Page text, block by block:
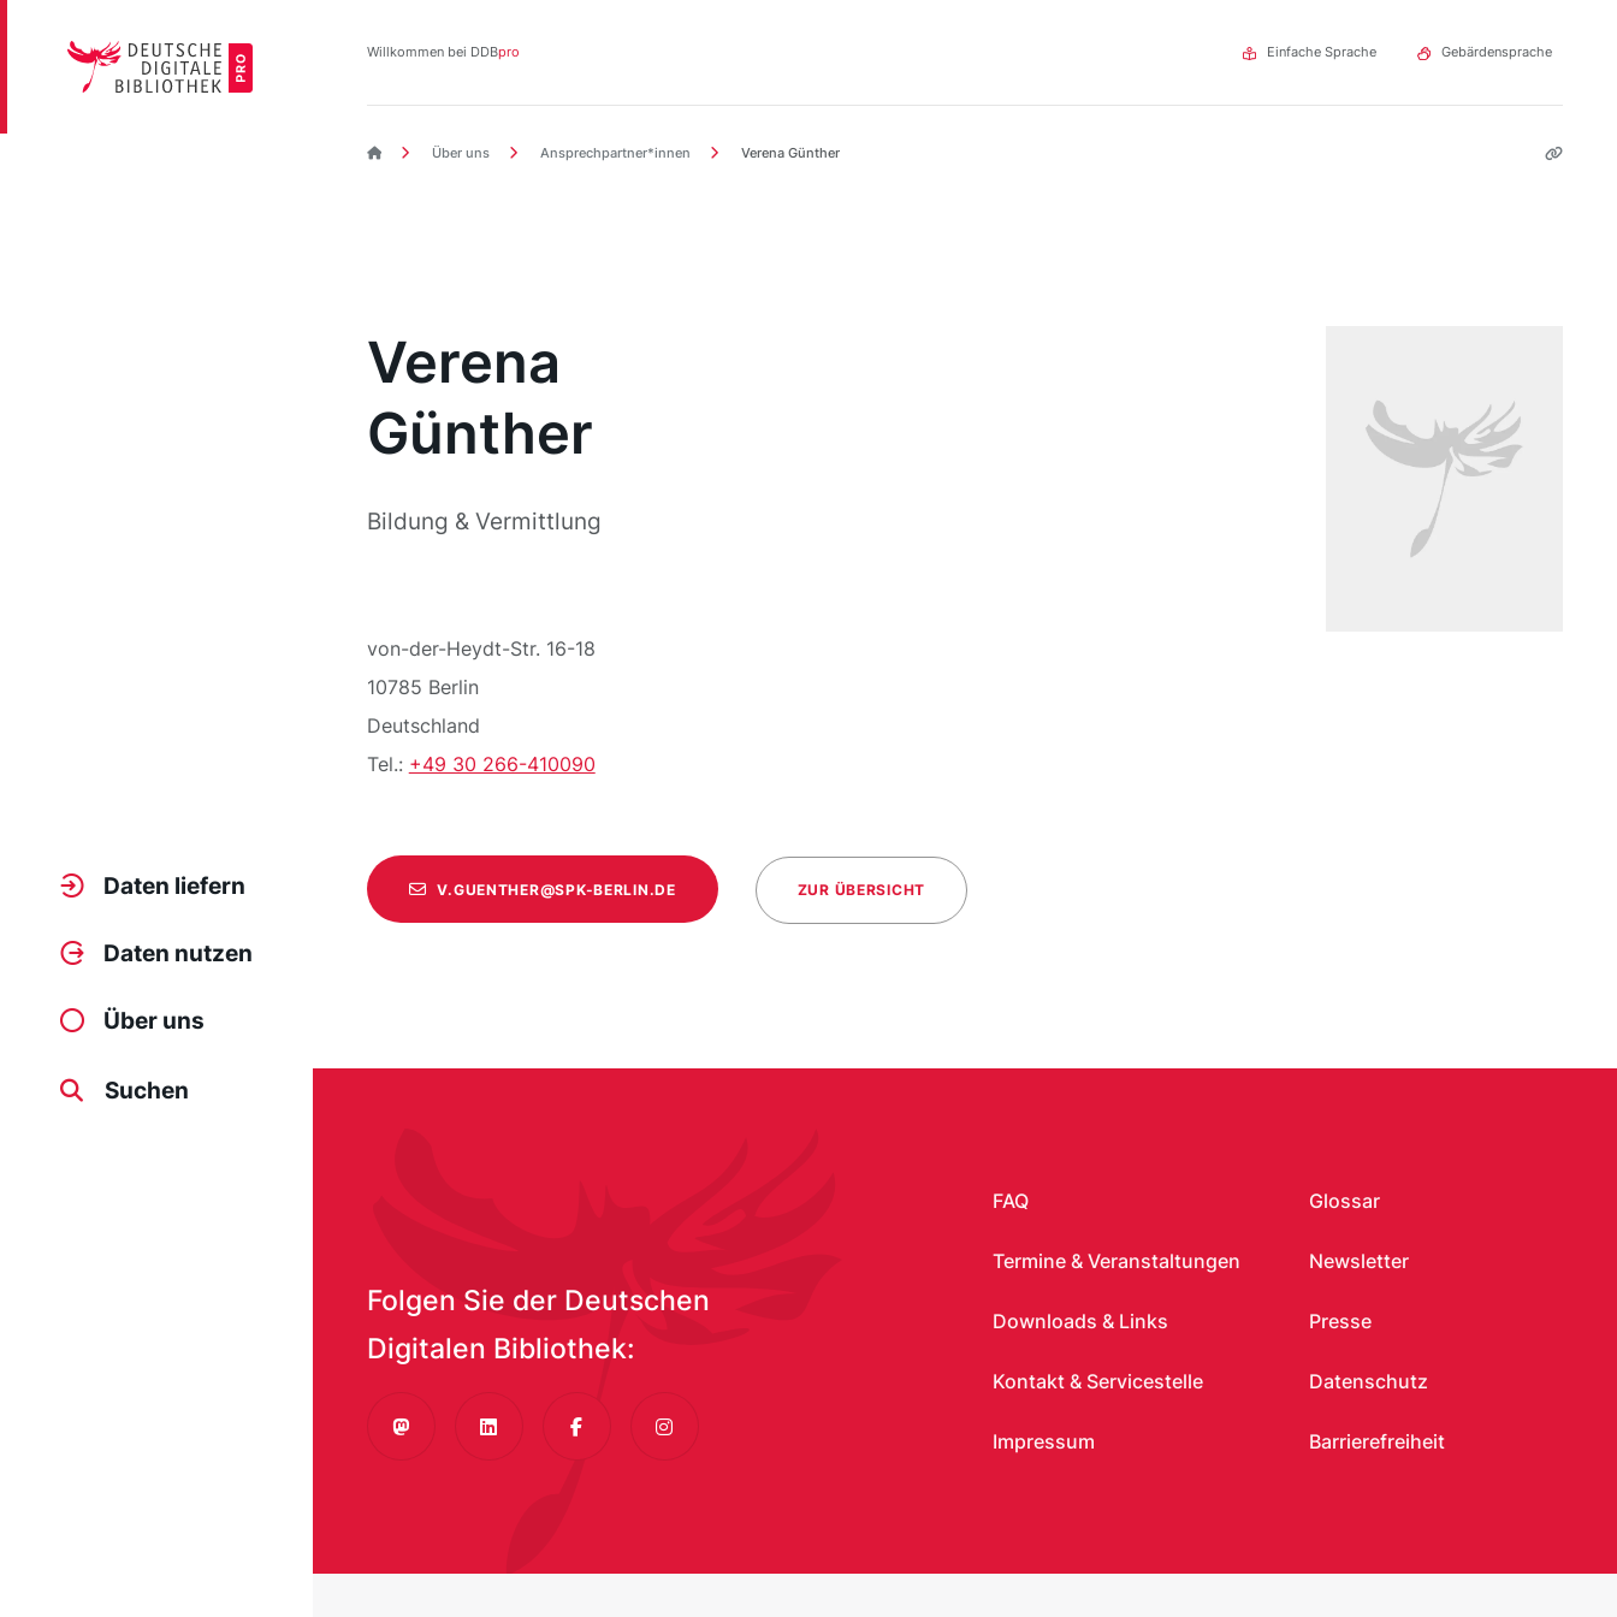
Willkommen bei DDBpro Einfache Sprache Gebärdensprache
Daten liefern
Daten nutzen
Über uns
Suchen
DDBpro Startseite
Über uns Ansprechpartner*innen Verena Günther
Verena
Günther
Bildung & Vermittlung
von-der-Heydt-Str. 16-18
10785 Berlin
Deutschland
Tel.: +49 30 266-410090
V.GUENTHER@SPK-BERLIN.DE ZUR ÜBERSICHT
FAQ Glossar
Termine & Veranstaltungen Newsletter
Downloads & Links Presse
Kontakt & Servicestelle Datenschutz
Impressum Barrierefreiheit
Folgen Sie der Deutschen
Digitalen Bibliothek:
MastodonLinkedIn FacebookInstagram